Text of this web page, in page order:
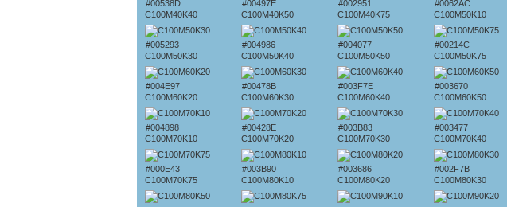
#00538D
C100M40K40
#00497E
C100M40K50
#002951
C100M40K75
#0062AC
C100M50K10
#005293
C100M50K30
#004986
C100M50K40
#004077
C100M50K50
#00214C
C100M50K75
#004E97
C100M60K20
#00478B
C100M60K30
#003F7E
C100M60K40
#003670
C100M60K50
#004898
C100M70K10
#00428E
C100M70K20
#003B83
C100M70K30
#003477
C100M70K40
#000E43
C100M70K75
#003B90
C100M80K10
#003686
C100M80K20
#002F7B
C100M80K30